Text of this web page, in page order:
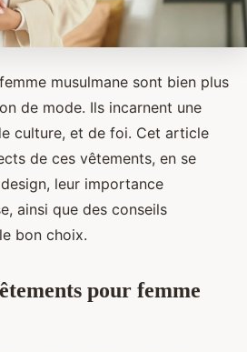
musulmane sont bien plus
de mode. Ils incarnent une
culture, et de foi. Cet article
de ces vêtements, en se
leur importance
ainsi que des conseils
bon choix.
pour femme